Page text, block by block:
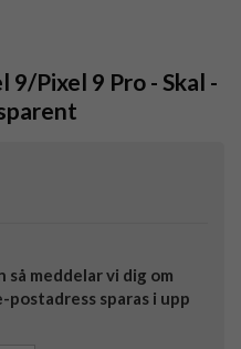
Pixel 9 Pro - Skal -
meddelar vi dig om
sparas i upp